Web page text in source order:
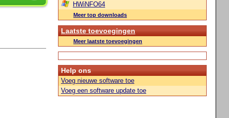
HWiNFO64
Meer top downloads
Laatste toevoegingen
Meer laatste toevoegingen
Help ons
Voeg nieuwe software toe
Voeg een software update toe